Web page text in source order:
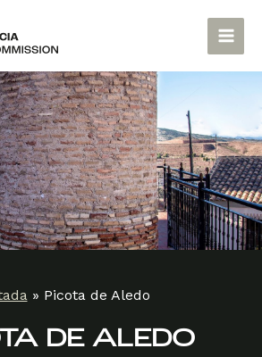
Main
» Picota de Aledo
DE ALEDO